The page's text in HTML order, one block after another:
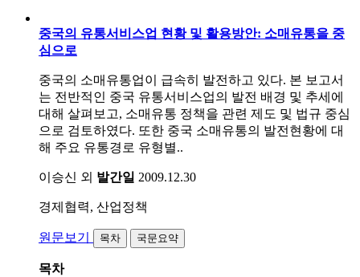
중국의 유통서비스업 현황 및 활용방안: 소매유통을 중
심으로
중국의 소매유통업이 급속히 발전하고 있다. 본 보고서
는 전반적인 중국 유통서비스업의 발전 배경 및 추세에
대해 살펴보고, 소매유통 정책을 관련 제도 및 법규 중심
으로 검토하였다. 또한 중국 소매유통의 발전현황에 대
해 주요 유통경로 유형별..
이승신 외 발간일 2009.12.30
경제협력, 산업정책
원문보기 목차 국문요약
목차